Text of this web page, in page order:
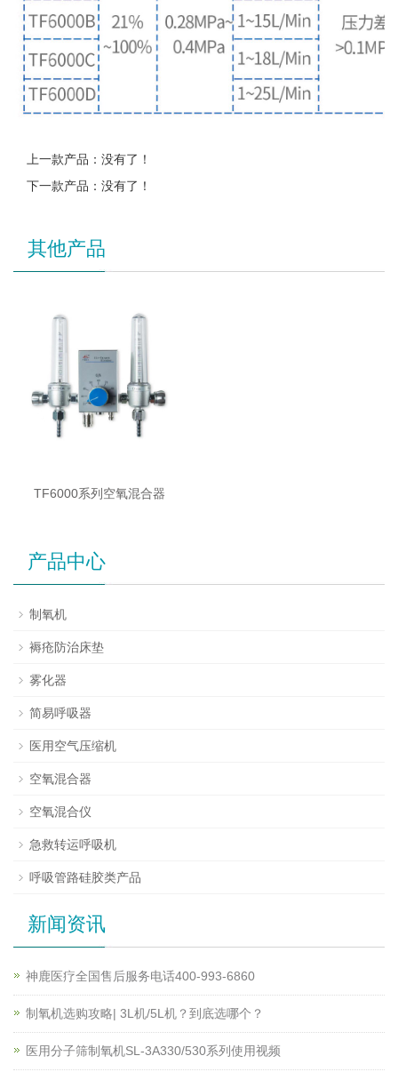
上一款产品：没有了！
下一款产品：没有了！
其他产品
TF6000系列空氧混合器
产品中心
制氧机
褥疮防治床垫
雾化器
简易呼吸器
医用空气压缩机
空氧混合器
空氧混合仪
急救转运呼吸机
呼吸管路硅胶类产品
新闻资讯
神鹿医疗全国售后服务电话400-993-6860
制氧机选购攻略| 3L机/5L机？到底选哪个？
医用分子筛制氧机SL-3A330/530系列使用视频